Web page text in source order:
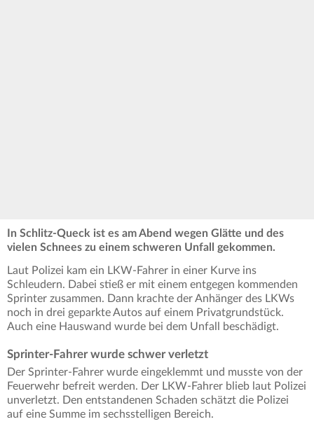
In Schlitz-Queck ist es am Abend wegen Glätte und des
vielen Schnees zu einem schweren Unfall gekommen.
Laut Polizei kam ein LKW-Fahrer in einer Kurve ins
Schleudern. Dabei stieß er mit einem entgegen kommenden
Sprinter zusammen. Dann krachte der Anhänger des LKWs
noch in drei geparkte Autos auf einem Privatgrundstück.
Auch eine Hauswand wurde bei dem Unfall beschädigt.
Sprinter-Fahrer wurde schwer verletzt
Der Sprinter-Fahrer wurde eingeklemmt und musste von der
Feuerwehr befreit werden. Der LKW-Fahrer blieb laut Polizei
unverletzt. Den entstandenen Schaden schätzt die Polizei
auf eine Summe im sechsstelligen Bereich.